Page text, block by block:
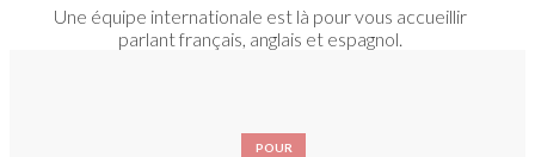
Une équipe internationale est là pour vous accueillir
parlant français, anglais et espagnol.
POUR